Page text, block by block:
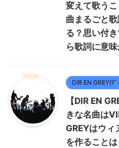
変えて歌う
曲まるごと
る？思い付
ら歌詞に意
DIR EN GREY(ﾃﾞ
【DIR EN
きな名曲は
GREYはウィ
を作ること